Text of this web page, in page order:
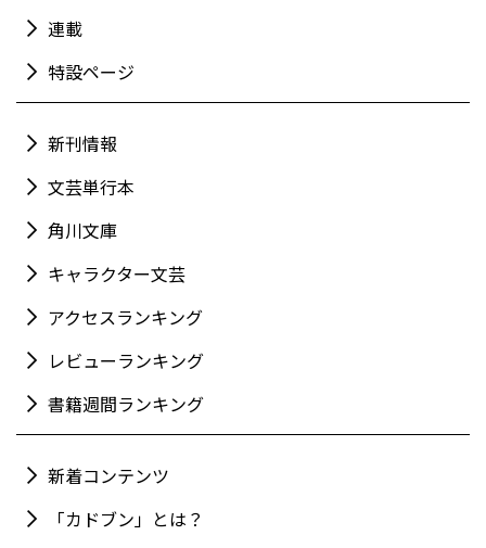
連載
特設ページ
新刊情報
文芸単行本
角川文庫
キャラクター文芸
アクセスランキング
レビューランキング
書籍週間ランキング
新着コンテンツ
「カドブン」とは？